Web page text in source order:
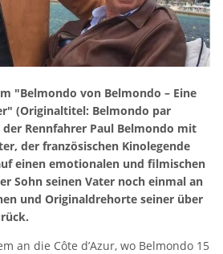
"Belmondo von Belmondo – Eine
(Originaltitel: Belmondo par
Rennfahrer Paul Belmondo mit
der französischen Kinolegende
einen emotionalen und filmischen
Sohn seinen Vater noch einmal an
und Originaldrehorte seiner über
an die Côte d’Azur, wo Belmondo 15